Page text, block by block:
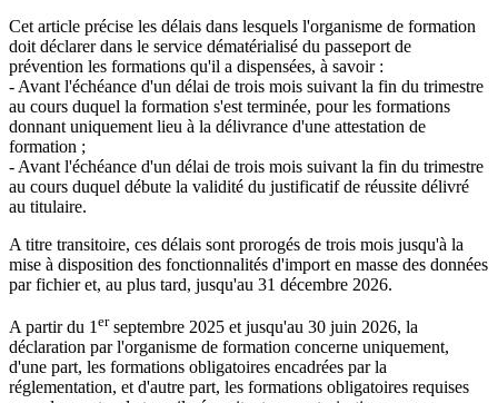
Cet article précise les délais dans lesquels l'organisme de formation
doit déclarer dans le service dématérialisé du passeport de
prévention les formations qu'il a dispensées, à savoir :
- Avant l'échéance d'un délai de trois mois suivant la fin du trimestre
au cours duquel la formation s'est terminée, pour les formations
donnant uniquement lieu à la délivrance d'une attestation de
formation ;
- Avant l'échéance d'un délai de trois mois suivant la fin du trimestre
au cours duquel débute la validité du justificatif de réussite délivré
au titulaire.
A titre transitoire, ces délais sont prorogés de trois mois jusqu'à la
mise à disposition des fonctionnalités d'import en masse des données
par fichier et, au plus tard, jusqu'au 31 décembre 2026.
A partir du 1erseptembre 2025 et jusqu'au 30 juin 2026, la
déclaration par l'organisme de formation concerne uniquement,
d'une part, les formations obligatoires encadrées par la
réglementation, et d'autre part, les formations obligatoires requises